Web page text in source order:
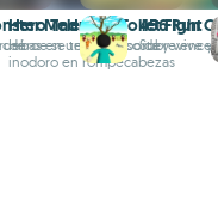
con
Madness
en un universo de
Hero Teleport: Toilet Fight
Héroe se teletransporta y vence
inodoro en rompecabezas
456 Run
Sobrevive